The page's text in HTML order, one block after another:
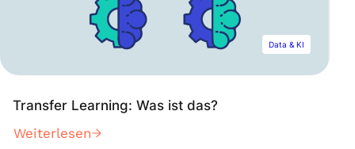
Data & KI
Transfer Learning: Was ist das?
Weiterlesen